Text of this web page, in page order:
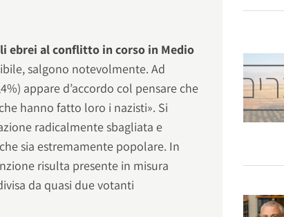
ebrei al conflitto in corso in Medio
salgono notevolmente. Ad
appare d’accordo col pensare che
hanno fatto loro i nazisti». Si
radicalmente sbagliata e
sia estremamente popolare. In
risulta presente in misura
da quasi due votanti